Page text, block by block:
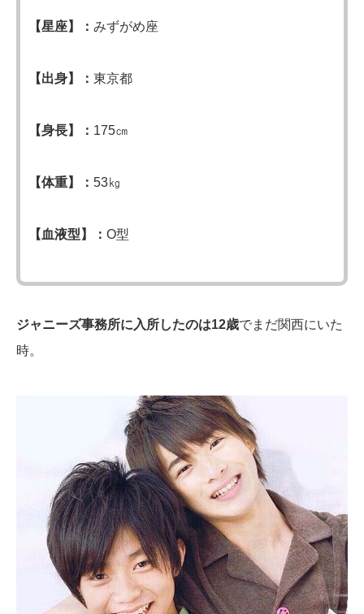
【星座】： みずがめ座
【出身】： 東京都
【身長】： 175㎝
【体重】： 53㎏
【血液型】： O型
ジャニーズ事務所に入所したのは12歳でまだ関西にいた
時。